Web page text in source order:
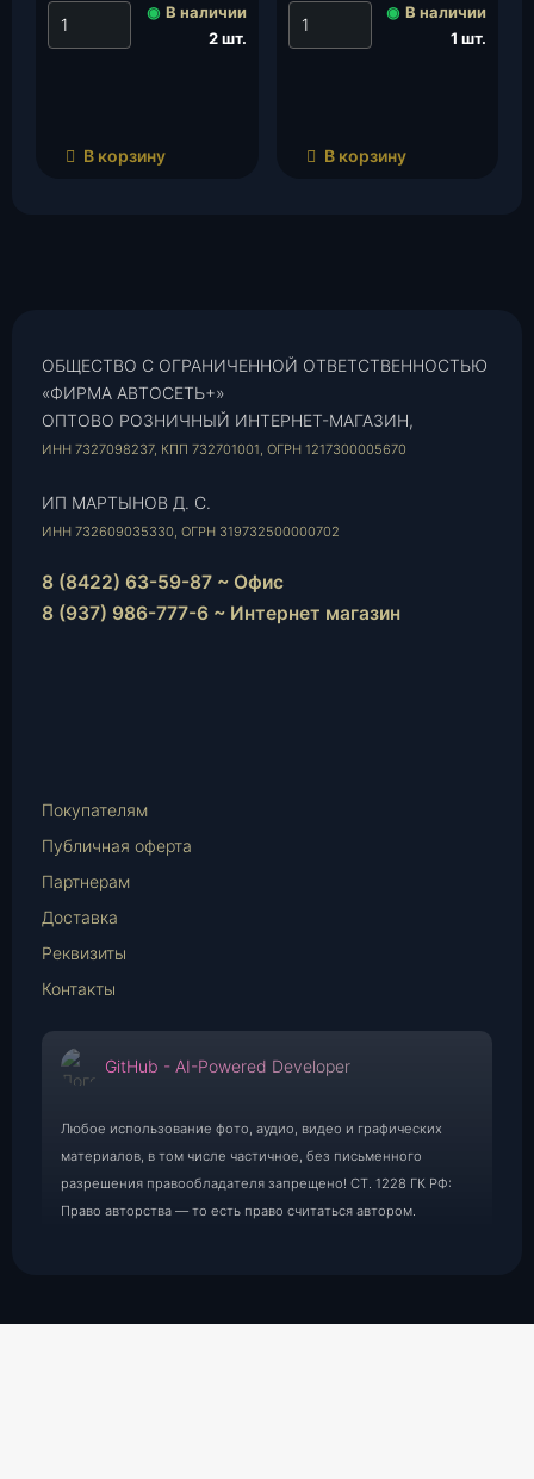
◉ В наличии
2 шт.
В корзину
◉ В наличии
1 шт.
В корзину
ОБЩЕСТВО С ОГРАНИЧЕННОЙ ОТВЕТСТВЕННОСТЬЮ
«ФИРМА АВТОСЕТЬ+»
ОПТОВО РОЗНИЧНЫЙ ИНТЕРНЕТ-МАГАЗИН,
ИНН 7327098237, КПП 732701001, ОГРН 1217300005670
ИП МАРТЫНОВ Д. С.
ИНН 732609035330, ОГРН 319732500000702
8 (8422) 63-59-87 ~ Офис
8 (937) 986-777-6 ~ Интернет магазин
Mail
Покупателям
Публичная оферта
Партнерам
Доставка
Реквизиты
Контакты
GitHub - AI-Powered Developer
Любое использование фото, аудио, видео и графических
материалов, в том числе частичное, без письменного
разрешения правообладателя запрещено! СТ. 1228 ГК РФ:
Право авторства — то есть право считаться автором.